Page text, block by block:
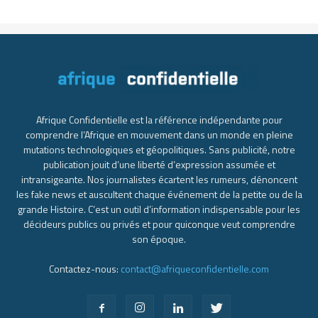
Afrique Confidentielle est la référence indépendante pour
comprendre l’Afrique en mouvement dans un monde en pleine
mutations technologiques et géopolitiques. Sans publicité, notre
publication jouit d’une liberté d’expression assumée et
intransigeante. Nos journalistes écartent les rumeurs, dénoncent
les fake news et auscultent chaque événement de la petite ou de la
grande Histoire. C’est un outil d’information indispensable pour les
décideurs publics ou privés et pour quiconque veut comprendre
son époque.
Contactez-nous: contact@afriqueconfidentielle.com